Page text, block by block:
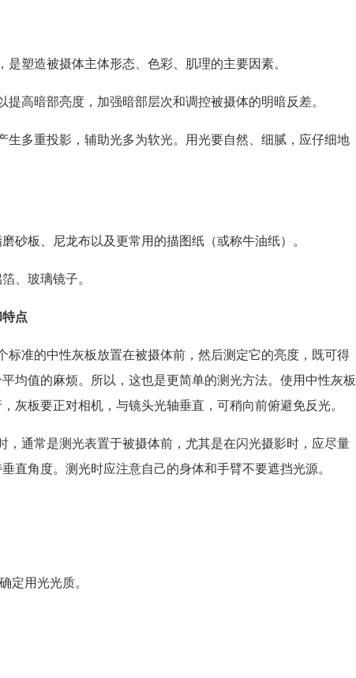
塑造被摄体主体形态、色彩、肌理的主要因素。
暗部亮度，加强暗部层次和调控被摄体的明暗反差。
多重投影，辅助光多为软光。用光要自然、细腻，应仔细地
板、尼龙布以及更常用的描图纸（或称牛油纸）。
、玻璃镜子。
点
准的中性灰板放置在被摄体前，然后测定它的亮度，既可得
均值的麻烦。所以，这也是更简单的测光方法。使用中性灰板
灰板要正对相机，与镜头光轴垂直，可稍向前俯避免反光。
通常是测光表置于被摄体前，尤其是在闪光摄影时，应尽量
直角度。测光时应注意自己的身体和手臂不要遮挡光源。
用光光质。